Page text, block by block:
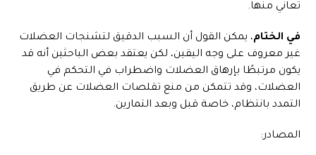
تعاني منها.
في الختام، يمكن القول أن السبب الدقيق لتشنجات العضلات
غير معروف على وجه اليقين، لكن يعتقد بعض الباحثين أنه قد
يكون مرتبطًا بإرهاق العضلات واضطراب في التحكم في
العضلات، وقد تتمكن من منع تقلصات العضلات عن طريق
التمدد بانتظام، خاصة قبل وبعد التمارين.
المصادر: